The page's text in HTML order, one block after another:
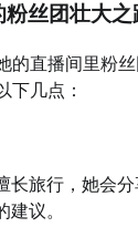
丝团壮大之
的直播间里粉
下几点：
长旅行，她会
议。